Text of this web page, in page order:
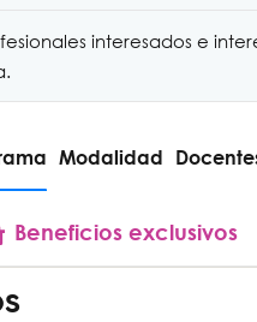
interesados e
Modalidad
Beneficios exclusivos